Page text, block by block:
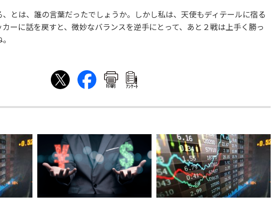
とは、誰の言葉だったでしょうか。しかし私は、天使もディテールに宿る
ーに話を戻すと、微妙なバランスを逆手にとって、あと２戦は上手く勝っ
印刷 ｱﾝｹｰﾄ